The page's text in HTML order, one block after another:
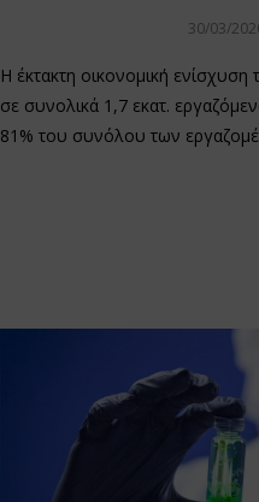
30/03/
Η έκτακτη οικονομική
σε συνολικά 1,7 εκατ.
81% του συνόλου των